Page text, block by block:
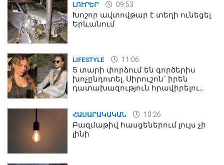
ԼՈՒՐԵՐ 09:53
Խոշոր ավտովթար է տեղի ունեցել
Երևանում
LIFESTYLE 11:06
5 տարի փորձում են գործերիս
խոչընդոտել. Սիրուշոն` իրեն
դատախազություն հրավիրելու
ՀԱՍԱՐԱԿԱԿԱՆ 10:26
Բազմաթիվ հասցեներում լույս չի
լինի